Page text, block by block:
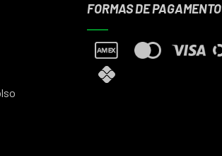
FORMAS DE PAGAMENTO